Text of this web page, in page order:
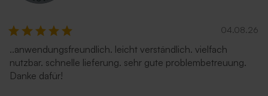
04.08.26
..anwendungsfreundlich. leicht verständlich. vielfach
nutzbar. schnelle lieferung. sehr gute problembetreuung.
Danke dafür!